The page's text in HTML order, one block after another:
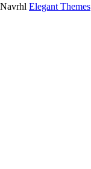
Navrhl Elegant Themes